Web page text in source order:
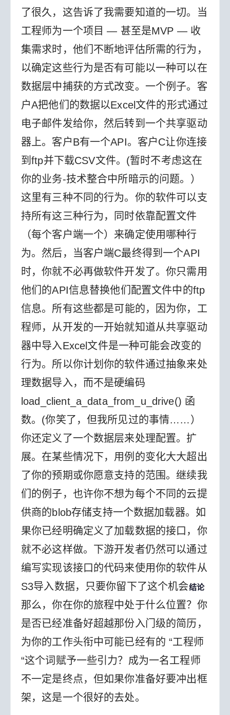
了很久，这告诉了我需要知道的一切。当
工程师为一个项目 — 甚至是MVP — 收
集需求时，他们不断地评估所需的行为，
以确定这些行为是否有可能以一种可以在
数据层中捕获的方式改变。 一个例子。客
户A把他们的数据以Excel文件的形式通过
电子邮件发给你，然后转到一个共享驱动
器上。客户B有一个API。客户C让你连接
到ftp并下载CSV文件。(暂时不考虑这在
你的业务-技术整合中所暗示的问题。）
这里有三种不同的行为。你的软件可以支
持所有这三种行为，同时依靠配置文件
（每个客户端一个）来确定使用哪种行
为。然后，当客户端C最终得到一个API
时，你就不必再做软件开发了。你只需用
他们的API信息替换他们配置文件中的ftp
信息。 所有这些都是可能的，因为你，工
程师，从开发的一开始就知道从共享驱动
器中导入Excel文件是一种可能会改变的
行为。所以你计划你的软件通过抽象来处
理数据导入，而不是硬编码
load_client_a_data_from_u_drive() 函
数。(你笑了，但我所见过的事情……）
你还定义了一个数据层来处理配置。 扩
展。在某些情况下，用例的变化大大超出
了你的预期或你愿意支持的范围。继续我
们的例子，也许你不想为每个不同的云提
供商的blob存储支持一个数据加载器。如
果你已经明确定义了加载数据的接口，你
就不必这样做。下游开发者仍然可以通过
编写实现该接口的代码来使用你的软件从
S3导入数据，只要你留下了这个机会结论
那么，你在你的旅程中处于什么位置？你
是否已经准备好超越那份入门级的简历，
为你的工作头衔中可能已经有的 “工程师
“这个词赋予一些引力？成为一名工程师
不一定是终点，但如果你准备好要冲出框
架，这是一个很好的去处。